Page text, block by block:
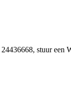
stuur een